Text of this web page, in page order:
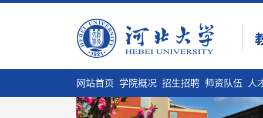
网站首页 学院概况 招生招聘 师资队伍 人